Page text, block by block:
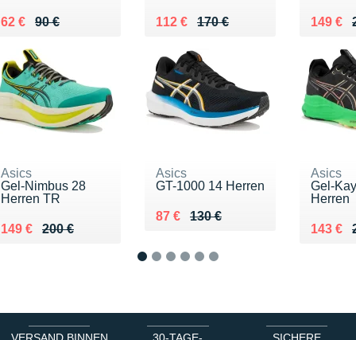
90 €
Au lieu de 90 €
62 €
Vendu 62 € 170 €
Au lieu de 170 €
112 €
Vendu 112 € Au lieu
149 €
Vendu
Asics
Gel-Nimbus 28
Herren TR
200 €
Au lieu de 200 €
149 €
Vendu 149 €
Asics
GT-1000 14 Herren
130 €
Au lieu de 130 €
87 €
Vendu 87 €
Asics
Gel-
Herren
Au lieu
143 €
Vendu